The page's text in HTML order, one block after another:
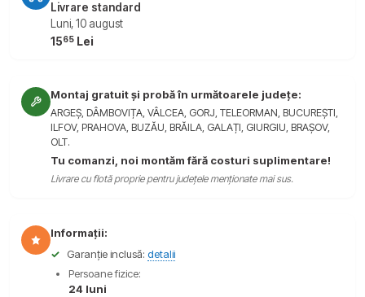
Livrare standard
Luni, 10 august
1565 Lei
Montaj gratuit și probă în următoarele județe:
ARGEȘ, DÂMBOVIȚA, VÂLCEA, GORJ, TELEORMAN, BUCUREȘTI,
ILFOV, PRAHOVA, BUZĂU, BRĂILA, GALAȚI, GIURGIU, BRAȘOV,
OLT.
Tu comanzi, noi montăm fără costuri suplimentare!
Livrare cu flotă proprie pentru județele menționate mai sus.
Informații:
✓
Garanție inclusă: detalii
Persoane fizice:
24 luni